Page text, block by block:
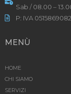
Sab / 08.00 –
P: IVA
MENÙ
HOME
CHI SIAMO
SERVIZI